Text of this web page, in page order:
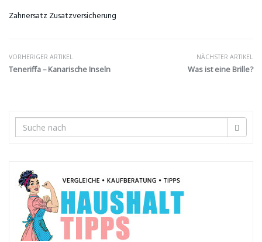
Zahnersatz Zusatzversicherung
VORHERIGER ARTIKEL
Teneriffa – Kanarische Inseln
NÄCHSTER ARTIKEL
Was ist eine Brille?